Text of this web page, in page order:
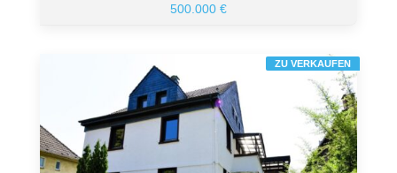
500.000 €
ZU VERKAUFEN